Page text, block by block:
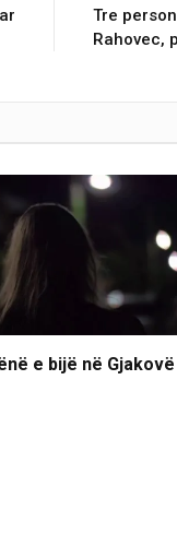
Tre
Rahovec,
e bijë në Gjakovë